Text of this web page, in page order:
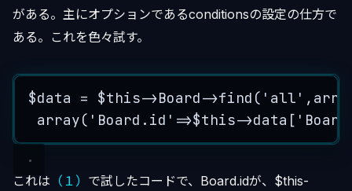
がある。主にオプションであるconditionsの設定の仕方で
ある。これを色々試す。
$data = $this->Board->find ( ' all ' ,
array( ' Board.id ' =>$this->data [ ' Board
これは （１） で試したコードで、Board.idが、$this-